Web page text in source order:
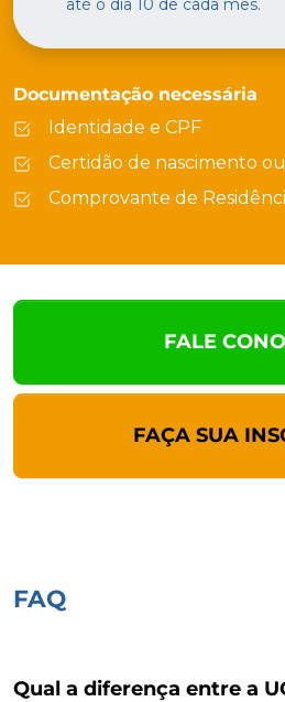
Documentação necessária
Identidade e CPF
Certidão de nascimento
Comprovante de
até o dia 10 de cada mês.
FALE
FAÇA SUA
FAQ
Qual a diferença entre a